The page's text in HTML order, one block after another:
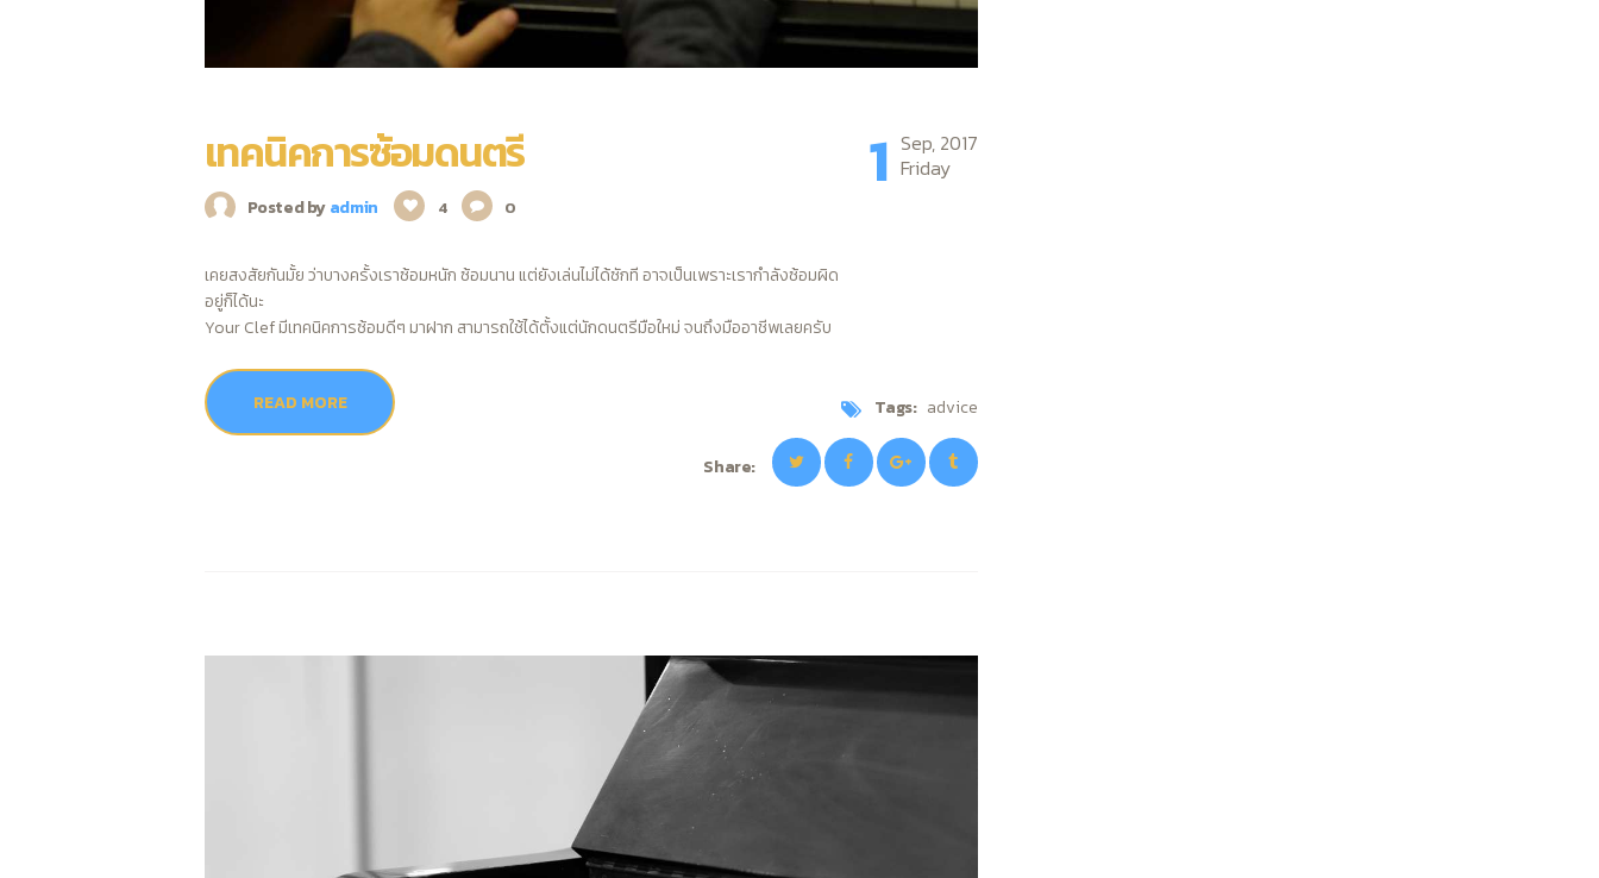
1 Sep, 2017
Friday
เทคนิคการซ้อมดนตรี
Posted byadmin 4 0
เคยสงสัยกันมั้ย ว่าบางครั้งเราซ้อมหนัก ซ้อมนาน แต่ยังเล่นไม่ได้ซักที อาจเป็นเพราะเรากำลังซ้อมผิด
อยู่ก็ได้นะ
Your Clef มีเทคนิคการซ้อมดีๆ มาฝาก สามารถใช้ได้ตั้งแต่นักดนตรีมือใหม่ จนถึงมืออาชีพเลยครับ
Tags: advice
Share:
READ MORE